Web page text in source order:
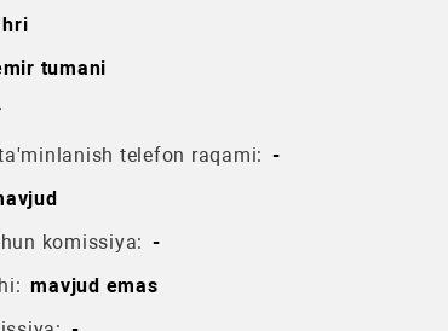
tumani
telefon raqami: -
komissiya: -
mavjud emas